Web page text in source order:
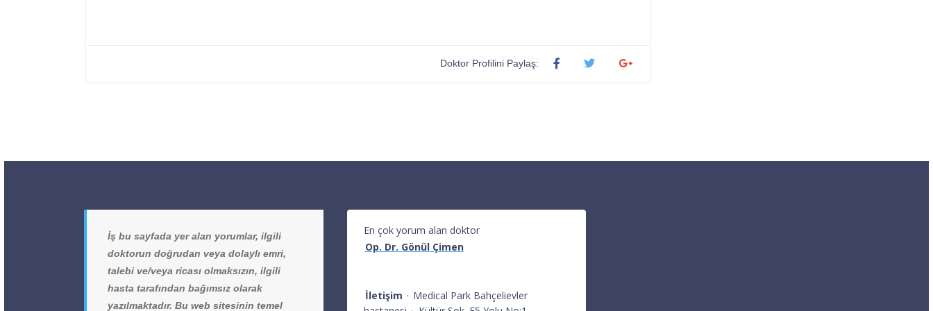
Doktor Profilini Paylaş:
İş bu sayfada yer alan yorumlar, ilgili
doktorun doğrudan veya dolaylı emri,
talebi ve/veya ricası olmaksızın, ilgili
hasta tarafından bağımsız olarak
yazılmaktadır. Bu web sitesinin temel
En çok yorum alan doktor
Op. Dr. Gönül Çimen
İletişim · Medical Park Bahçelievler